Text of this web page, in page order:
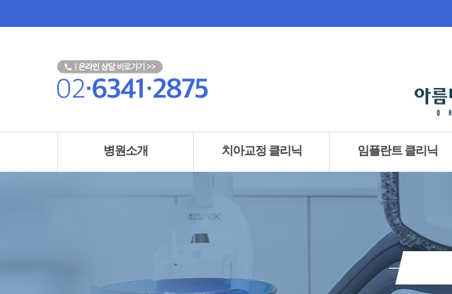
병원소개 치아교정 클리닉 임플란트 클리닉
· 증상별 치료
· 교정과연관된치료
· 오스템 임플란트
· 건강보험 임플란트
· 뼈이식 임플란트